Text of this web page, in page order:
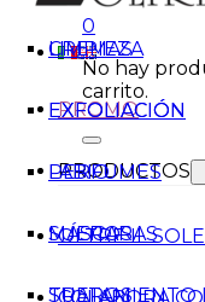
0
No hay
carrito.
PROMO
PRODUCTOS
CREMAS
EXFOLIACIÓN
PERFUMES
SUEROS
TRATAMIENTO
LIMPIEZA
EXFOLIACIÓN
LABIO
MÁSCARAS
SUEROS
OLTRE IL